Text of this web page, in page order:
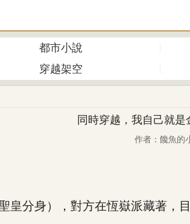
都市小說
穿越架空
同時穿越，我自己就是
作者：饞魚的
分身），對方在恆嶽派藏著，